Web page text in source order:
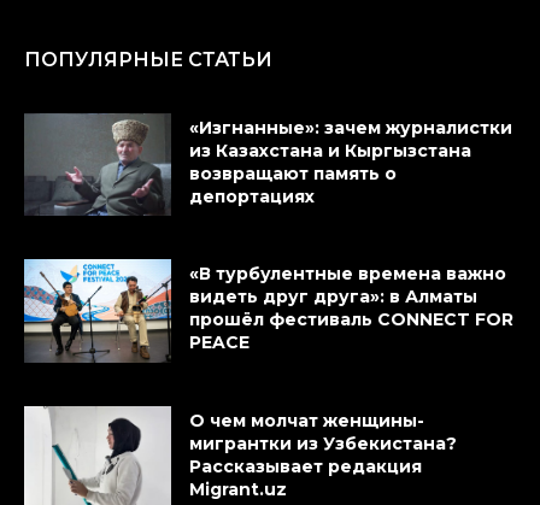
ПОПУЛЯРНЫЕ СТАТЬИ
«Изгнанные»: зачем журналистки
из Казахстана и Кыргызстана
возвращают память о
депортациях
«В турбулентные времена важно
видеть друг друга»: в Алматы
прошёл фестиваль CONNECT FOR
PEACE
О чем молчат женщины-
мигрантки из Узбекистана?
Рассказывает редакция
Migrant.uz